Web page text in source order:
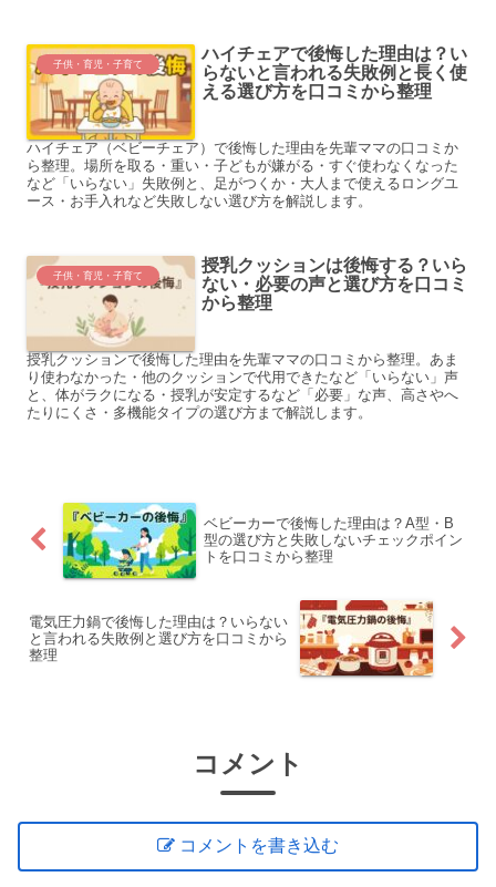
子供・育児・子育て
ハイチェアで後悔した理由は？い
らないと言われる失敗例と長く使
える選び方を口コミから整理
ハイチェア（ベビーチェア）で後悔した理由を先輩ママの口コミか
ら整理。場所を取る・重い・子どもが嫌がる・すぐ使わなくなった
など「いらない」失敗例と、足がつくか・大人まで使えるロングユ
ース・お手入れなど失敗しない選び方を解説します。
子供・育児・子育て
授乳クッションは後悔する？いら
ない・必要の声と選び方を口コミ
から整理
授乳クッションで後悔した理由を先輩ママの口コミから整理。あま
り使わなかった・他のクッションで代用できたなど「いらない」声
と、体がラクになる・授乳が安定するなど「必要」な声、高さやへ
たりにくさ・多機能タイプの選び方まで解説します。
ベビーカーで後悔した理由は？A型・B
型の選び方と失敗しないチェックポイン
トを口コミから整理
電気圧力鍋で後悔した理由は？いらない
と言われる失敗例と選び方を口コミから
整理
コメント
コメントを書き込む